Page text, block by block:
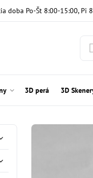
doba Po-Št 8:00-15:00, Pi
3D perá 3D